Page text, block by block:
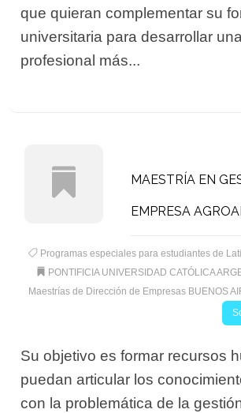
que quieran complementar su
universitaria para desarrollar
profesional más...
MAESTRÍA EN
EMPRESA
Programas especiales para estudiantes de
PONTIFICIA UNIVERSIDAD CATÓLICA
Maestrías de Dirección de Empresas BUENOS
Su objetivo es formar recursos
puedan articular los
con la problemática de la